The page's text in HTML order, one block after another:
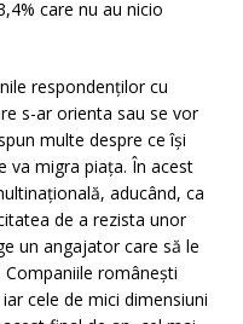
care nu au nicio
respondenților cu
s-ar orienta sau se vor
multe despre ce își
va migra piața. În acest
aducând, ca
de a rezista unor
un angajator care să le
românești
cele de mici dimensiuni